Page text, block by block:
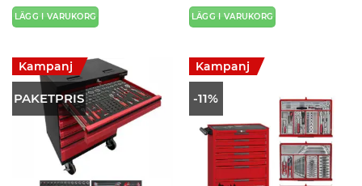
540kr. 150kr.
LÄGG I VARUKORG
540kr. 150kr.
LÄGG I VARUKORG
PAKETPRIS
Kampanj
-11%
Kampanj